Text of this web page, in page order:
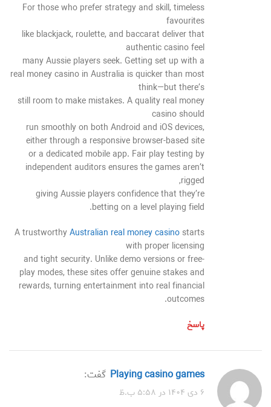
For those who prefer strategy and skill, timeless
favourites
like blackjack, roulette, and baccarat deliver that
authentic casino feel
many Aussie players seek. Getting set up with a
real money casino in Australia is quicker than most
think—but there’s
still room to make mistakes. A quality real money
casino should
run smoothly on both Android and iOS devices,
either through a responsive browser-based site
or a dedicated mobile app. Fair play testing by
independent auditors ensures the games aren’t
rigged,
giving Aussie players confidence that they’re
betting on a level playing field.
A trustworthyAustralian real money casino starts
with proper licensing
and tight security. Unlike demo versions or free-
play modes, these sites offer genuine stakes and
rewards, turning entertainment into real financial
outcomes.
پاسخ
playing casino games گفت:
۶ دی ۱۴۰۴ در ۵:۵۸ ب.ظ